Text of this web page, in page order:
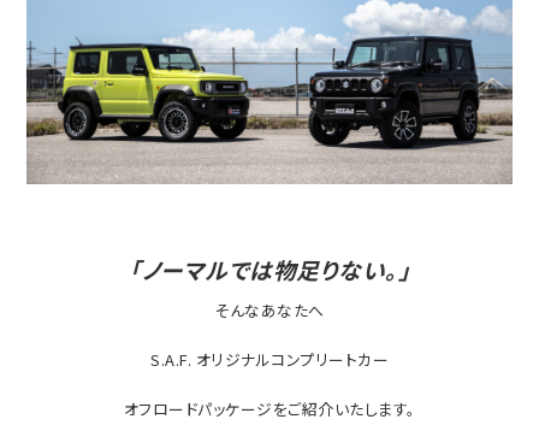
「ノーマルでは物足りない。」
そんなあなたへ
S.A.F. オリジナルコンプリートカー
オフロードパッケージをご紹介いたします。